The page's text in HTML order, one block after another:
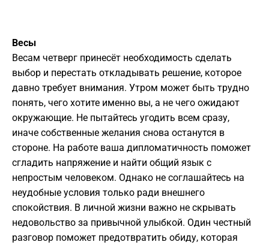
Весы
Весам четверг принесёт необходимость сделать
выбор и перестать откладывать решение, которое
давно требует внимания. Утром может быть трудно
понять, чего хотите именно вы, а не чего ожидают
окружающие. Не пытайтесь угодить всем сразу,
иначе собственные желания снова останутся в
стороне. На работе ваша дипломатичность поможет
сгладить напряжение и найти общий язык с
непростым человеком. Однако не соглашайтесь на
неудобные условия только ради внешнего
спокойствия. В личной жизни важно не скрывать
недовольство за привычной улыбкой. Один честный
разговор поможет предотвратить обиду, которая